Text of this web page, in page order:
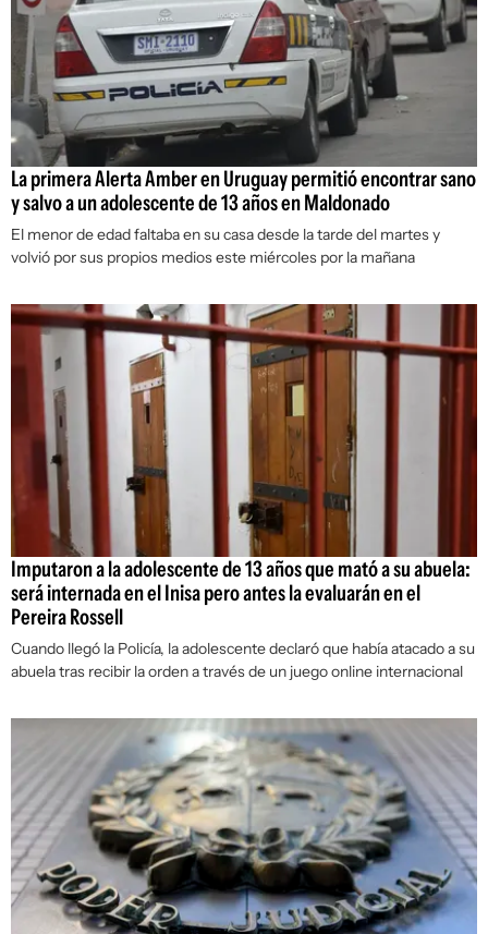
La primera Alerta Amber en Uruguay permitió encontrar sano
y salvo a un adolescente de 13 años en Maldonado
El menor de edad faltaba en su casa desde la tarde del martes y
volvió por sus propios medios este miércoles por la mañana
Imputaron a la adolescente de 13 años que mató a su abuela:
será internada en el Inisa pero antes la evaluarán en el
Pereira Rossell
Cuando llegó la Policía, la adolescente declaró que había atacado a su
abuela tras recibir la orden a través de un juego online internacional